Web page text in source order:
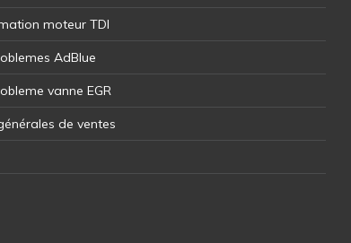
moteur TDI
AdBlue
vanne EGR
de ventes